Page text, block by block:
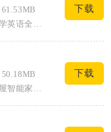
详情：翼课教师围绕中小学英语全流程教学打造移动端管理工具，整合备课资源、作业发布、...
下载
详情：恩博力智家面向全屋智能家电打造一体化设备管理平台，适配品牌旗下空调、净水器、...
下载